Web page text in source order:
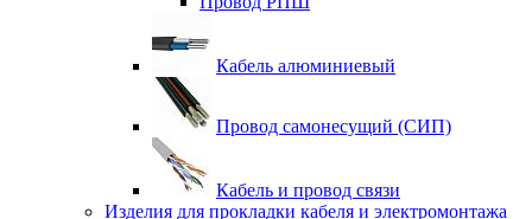
Кабель алюминиевый
Провод самонесущий (СИП)
Кабель и провод связи
Изделия для прокладки кабеля и электромонтажа